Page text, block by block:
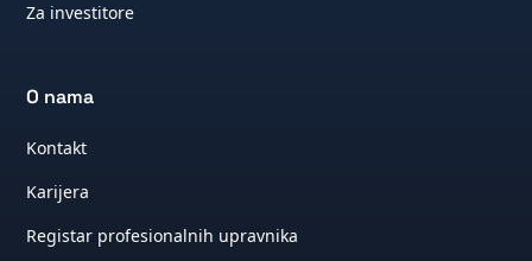
Za investitore
O nama
Kontakt
Karijera
Registar profesionalnih upravnika